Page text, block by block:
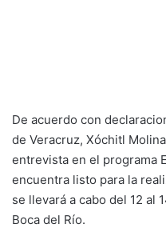
De acuerdo con
de Veracruz, Xóchitl
entrevista en el programa
encuentra listo para la
se llevará a cabo del 12 al
Boca del Río.